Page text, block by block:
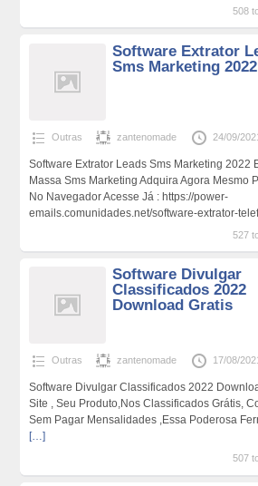
508
Software Extrator
Sms Marketing 2022
Outras zantenomade 24/09/
Software Extrator Leads Sms Marketing 2022
Massa Sms Marketing Adquira Agora Mesmo
No Navegador Acesse Já : https://power-
emails.comunidades.net/software-extrator-
527
Software Divulgar
Classificados 2022
Download Gratis
Outras zantenomade 17/08/2021
Software Divulgar Classificados 2022
Site , Seu Produto,Nos Classificados Grátis,
Sem Pagar Mensalidades ,Essa Poderosa
[…]
507